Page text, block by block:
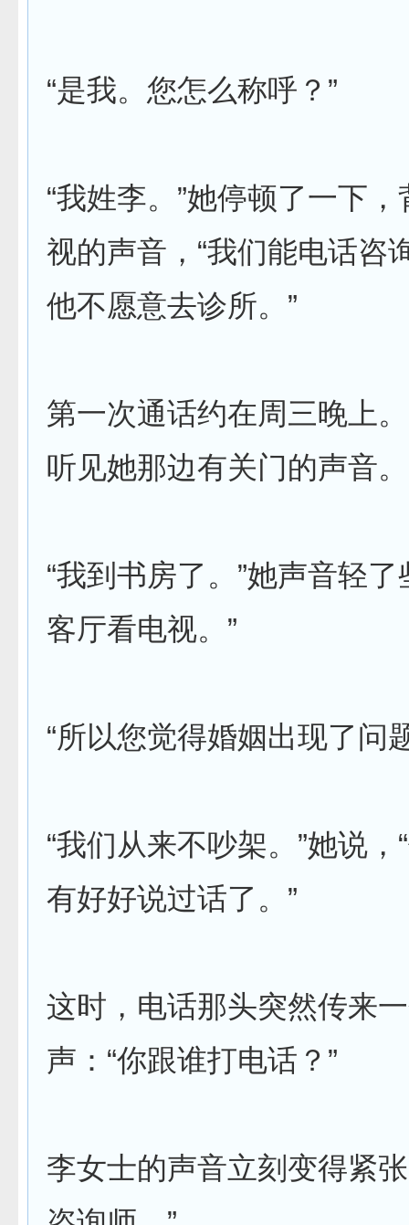
“是我。您怎么称呼？”
“我姓李。”她停顿了一下
视的声音，“我们能电话咨
他不愿意去诊所。”
第一次通话约在周三晚上
听见她那边有关门的声音。
“我到书房了。”她声音轻
客厅看电视。”
“所以您觉得婚姻出现了问
“我们从来不吵架。”她说
有好好说过话了。”
这时，电话那头突然传来
声：“你跟谁打电话？”
李女士的声音立刻变得紧